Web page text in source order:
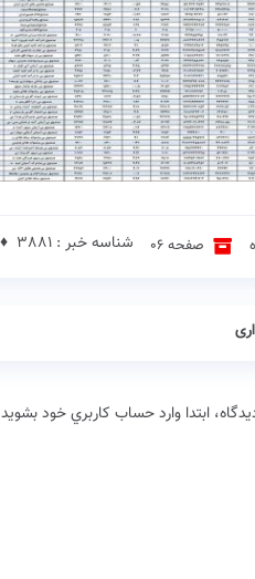
صفحه 06 شناسه خبر : 3881 ♦
ابتدا وارد حساب كاربري خود بشويد